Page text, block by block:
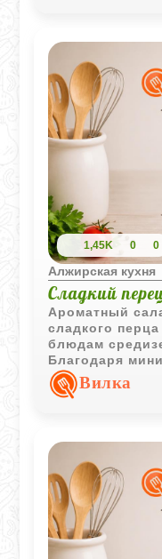
1,45K 0 0
Алжирская кухня
Сладкий
Ароматный
сладкого
блюдам
Благодаря
ингредиентов
особенно ярко,
Вилка